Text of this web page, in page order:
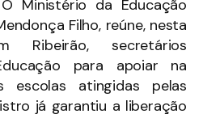
Ministério da Educação
Filho, reúne, nesta
Ribeirão, secretários
para apoiar na
escolas atingidas pelas
já garantiu a liberação